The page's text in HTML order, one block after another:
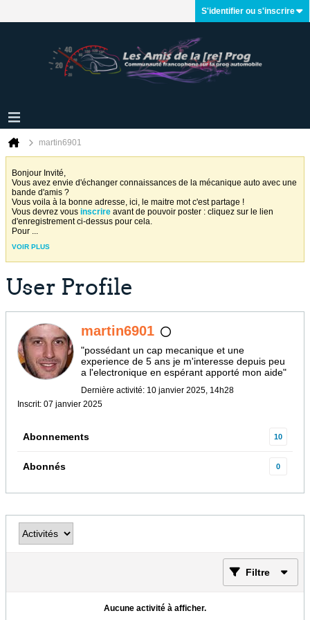
S'identifier ou s'inscrire
martin6901
Bonjour Invité,
Vous avez envie d'échanger connaissances de la mécanique auto avec une
bande d'amis ?
Vous voila à la bonne adresse, ici, le maitre mot c'est partage !
Vous devrez vous inscrire avant de pouvoir poster : cliquez sur le lien
d'enregistrement ci-dessus pour cela.
Pour ...
VOIR PLUS
User Profile
martin6901
"possédant un cap mecanique et une
experience de 5 ans je m'interesse depuis peu
a l'electronique en espérant apporté mon aide"
Dernière activité: 10 janvier 2025, 14h28
Inscrit: 07 janvier 2025
Abonnements 10
Abonnés 0
Filtre
Aucune activité à afficher.